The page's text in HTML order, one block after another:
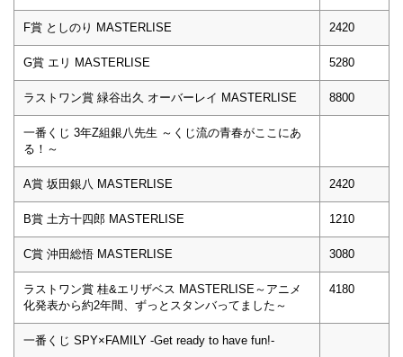
F賞 としのり MASTERLISE 2420
G賞 エリ MASTERLISE 5280
ラストワン賞 緑谷出久 オーバーレイ MASTERLISE 8800
一番くじ 3年Z組銀八先生 ～くじ流の青春がここにあ
る！～
A賞 坂田銀八 MASTERLISE 2420
B賞 土方十四郎 MASTERLISE 1210
C賞 沖田総悟 MASTERLISE 3080
ラストワン賞 桂&エリザベス MASTERLISE～アニメ
化発表から約2年間、ずっとスタンバってました～
4180
一番くじ SPY×FAMILY -Get ready to have fun!-